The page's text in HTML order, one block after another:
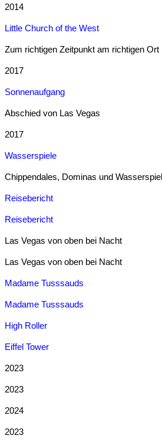
2014
Little Church of the West
Zum richtigen Zeitpunkt am richtigen Ort
2017
Sonnenaufgang
Abschied von Las Vegas
2017
Wasserspiele
Chippendales, Dominas und
Reisebericht
Reisebericht
Las Vegas von oben bei Nacht
Las Vegas von oben bei Nacht
Madame Tusssauds
Madame Tusssauds
High Roller
Eiffel Tower
2023
2023
2024
2023